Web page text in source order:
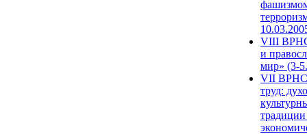
VIII
и
мир» (3-
VII ВРНС
труд: